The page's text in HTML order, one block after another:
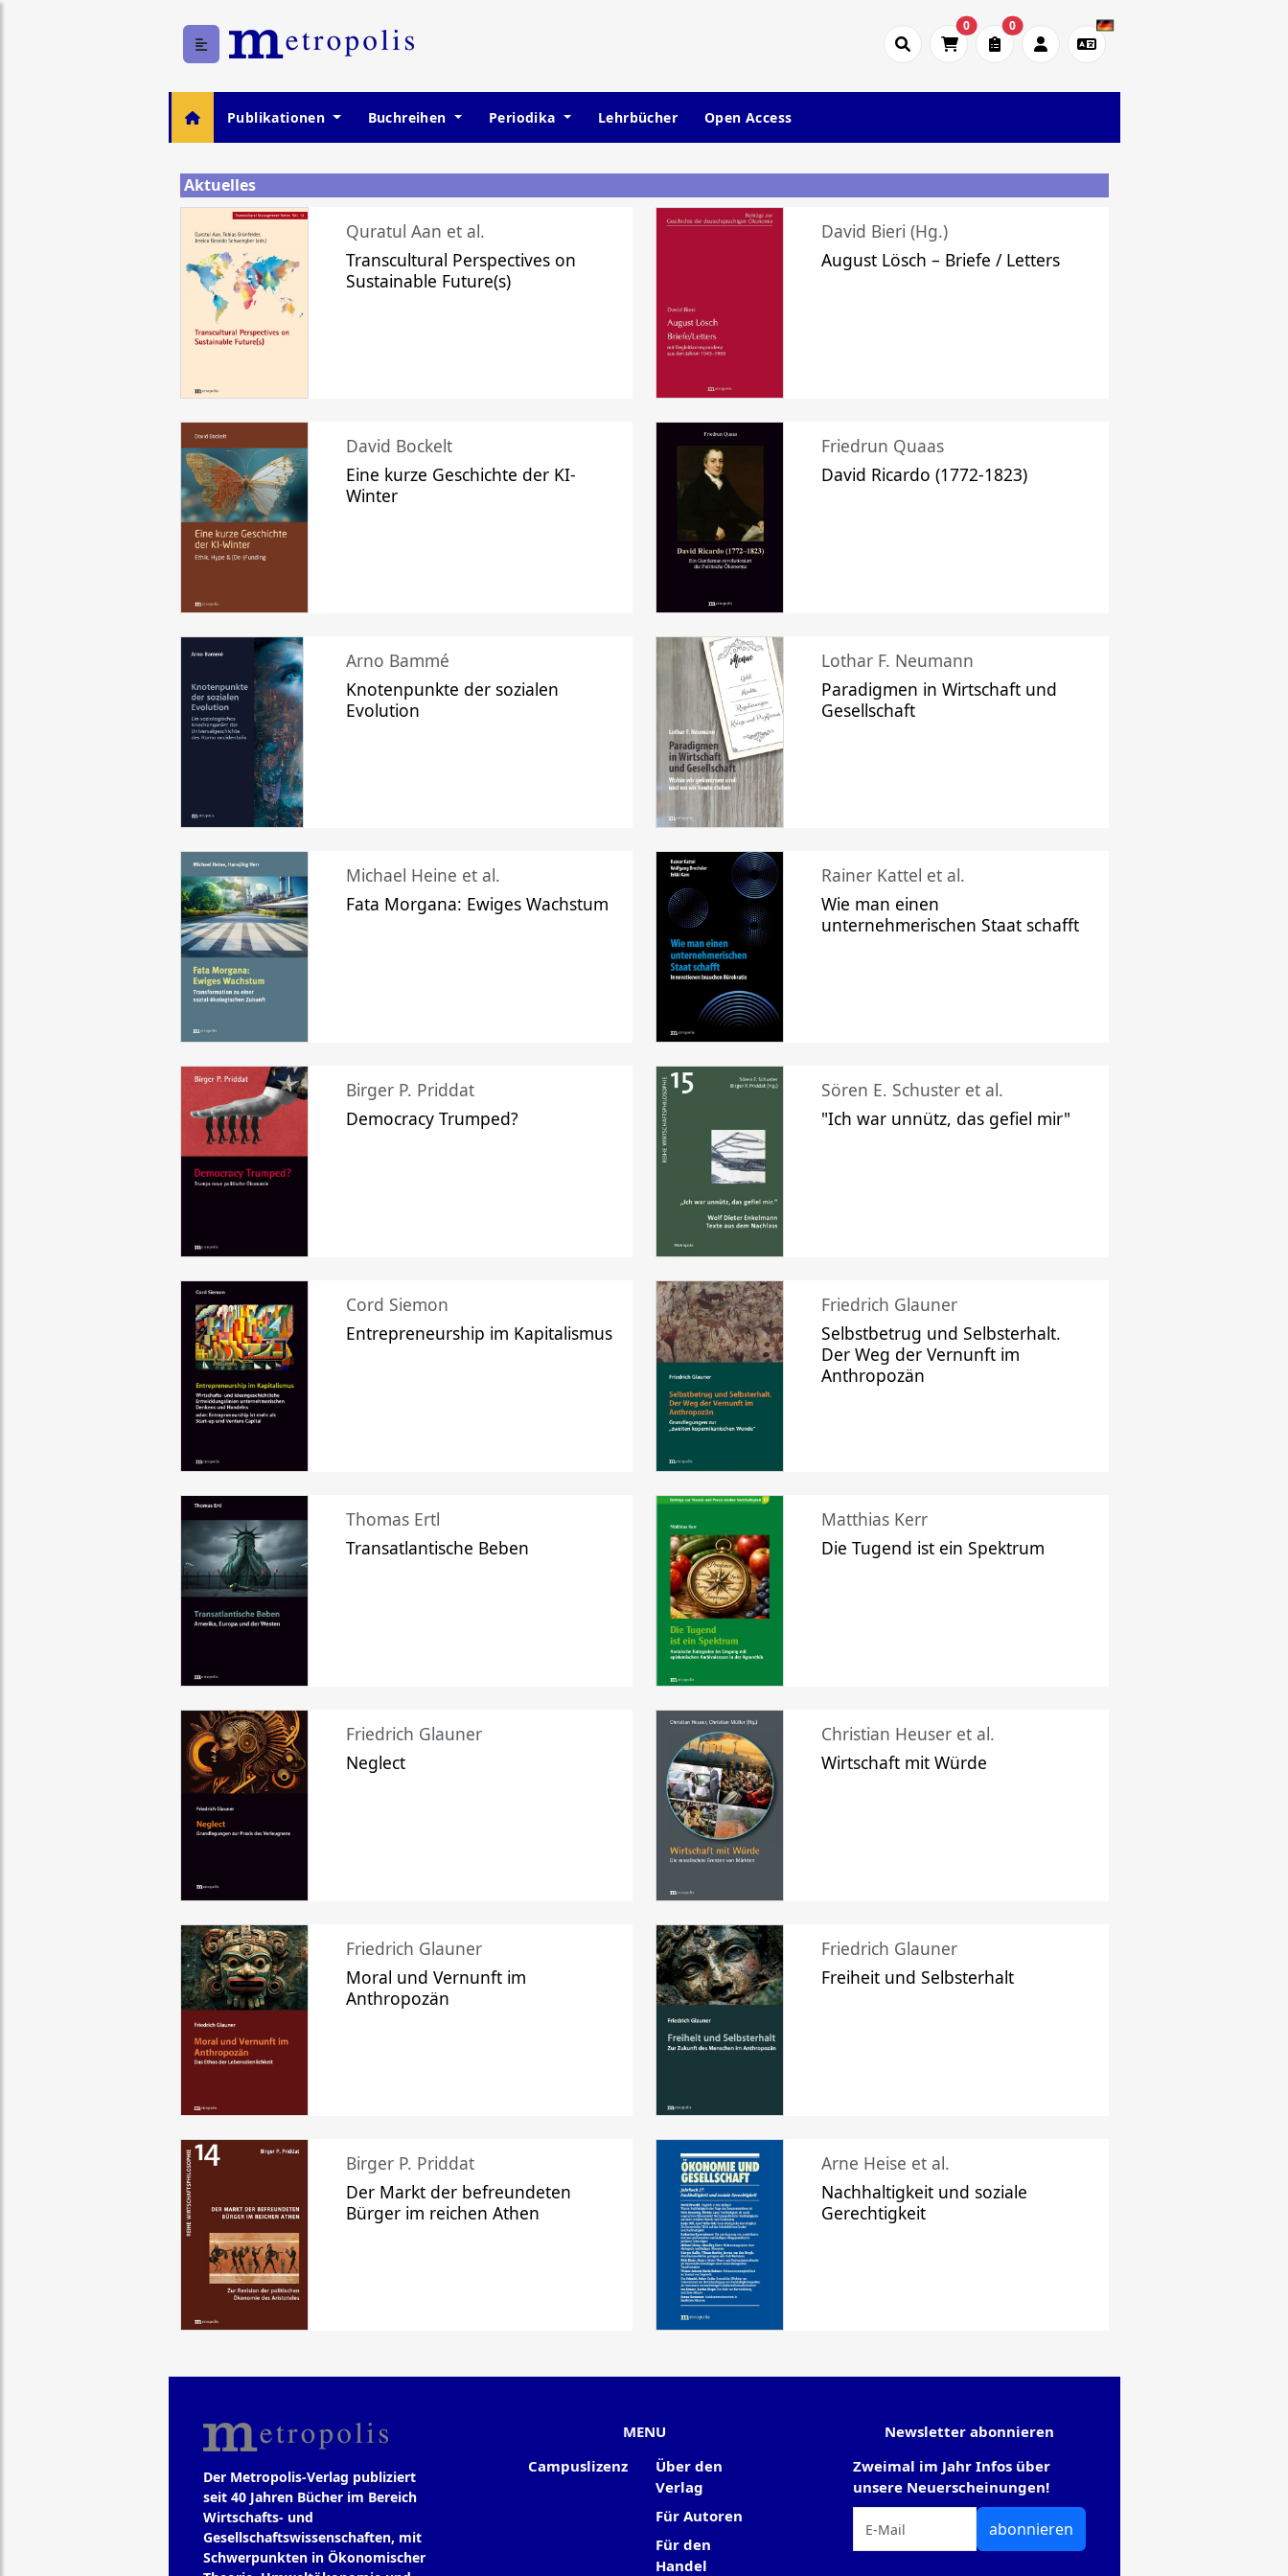
0 0
Publikationen Buchreihen Periodika Lehrbücher Open Access
Aktuelles
Quratul Aan et al.
Transcultural Perspectives on
Sustainable Future(s)
David Bieri (Hg.)
August Lösch – Briefe / Letters
David Bockelt
Eine kurze Geschichte der KI-
Winter
Friedrun Quaas
David Ricardo (1772-1823)
Arno Bammé
Knotenpunkte der sozialen
Evolution
Lothar F. Neumann
Paradigmen in Wirtschaft und
Gesellschaft
Michael Heine et al.
Fata Morgana: Ewiges Wachstum
Rainer Kattel et al.
Wie man einen
unternehmerischen Staat schafft
Birger P. Priddat
Democracy Trumped?
Sören E. Schuster et al.
"Ich war unnütz, das gefiel mir"
Cord Siemon
Entrepreneurship im Kapitalismus
Friedrich Glauner
Selbstbetrug und Selbsterhalt.
Der Weg der Vernunft im
Anthropozän
Thomas Ertl
Transatlantische Beben
Matthias Kerr
Die Tugend ist ein Spektrum
Friedrich Glauner
Neglect
Christian Heuser et al.
Wirtschaft mit Würde
Friedrich Glauner
Moral und Vernunft im
Anthropozän
Friedrich Glauner
Freiheit und Selbsterhalt
Birger P. Priddat
Der Markt der befreundeten
Bürger im reichen Athen
Arne Heise et al.
Nachhaltigkeit und soziale
Gerechtigkeit
Der Metropolis-Verlag publiziert
seit 40 Jahren Bücher im Bereich
Wirtschafts- und
Gesellschaftswissenschaften, mit
Schwerpunkten in Ökonomischer
MENU
Campuslizenz
Über den
Verlag
Für Autoren
Für den
Handel
Newsletter abonnieren
Zweimal im Jahr Infos über
unsere Neuerscheinungen!
abonnieren